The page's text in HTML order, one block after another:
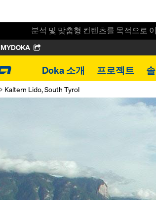
분석 및 맞춤형 컨텐츠를 목적으로
MYDOKA
Doka 소개 프로젝트
Kaltern Lido, South Tyrol